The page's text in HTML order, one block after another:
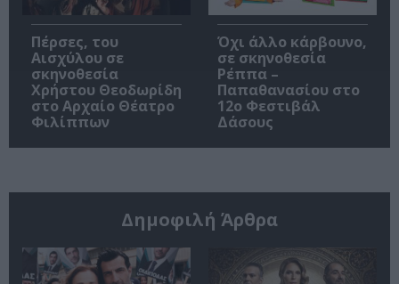
Πέρσες, του
Αισχύλου σε
σκηνοθεσία
Χρήστου Θεοδωρίδη
στο Αρχαίο Θέατρο
Φιλίππων
Όχι άλλο κάρβουνο,
σε σκηνοθεσία
Ρέππα –
Παπαθανασίου στο
12ο Φεστιβάλ
Δάσους
Δημοφιλή Άρθρα